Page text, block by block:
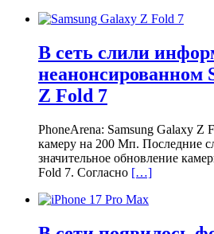
В сеть слили
неанонсированном
Z Fold 7
PhoneArena: Samsung Galaxy Z
камеру на 200 Мп. Последние
значительное обновление
Fold 7. Согласно […]